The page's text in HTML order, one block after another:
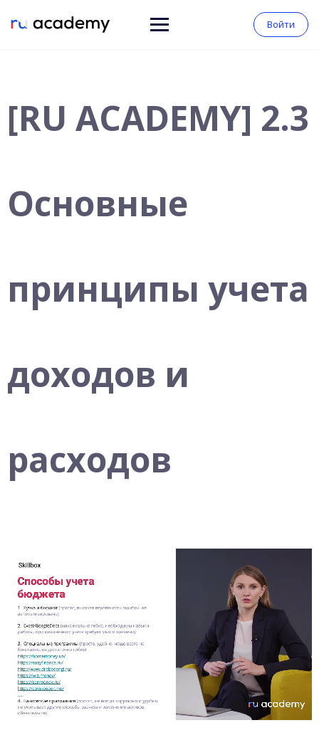
Войти
[RU ACADEMY] 2.3
Основные
принципы учета
доходов и
расходов